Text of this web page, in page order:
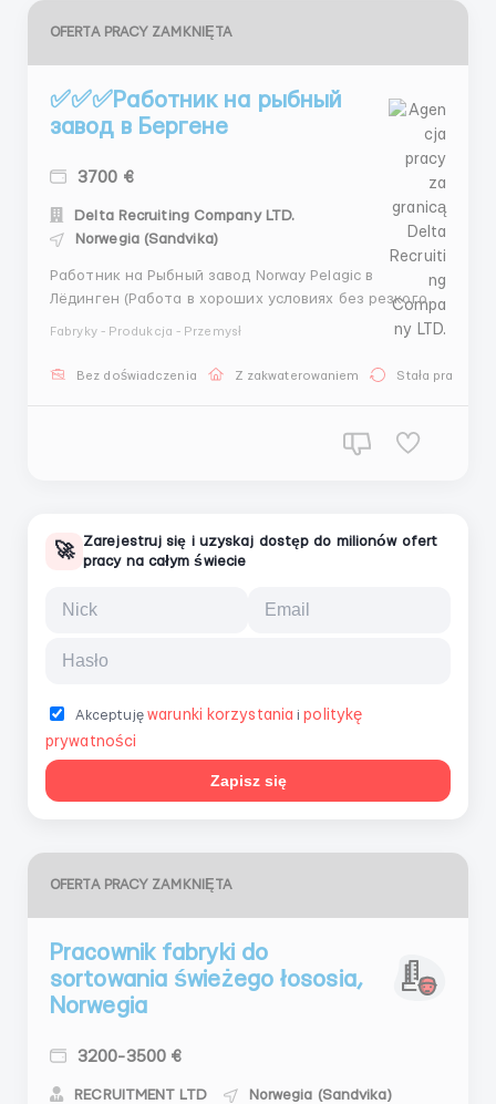
OFERTA PRACY ZAMKNIĘTA
✅✅✅Работник на рыбный
завод в Бергене
3700 €
Delta Recruiting Company LTD.
Norwegia (Sandvika)
Работник на Рыбный завод Norway Pelagic в
Лёдинген (Работа в хороших условиях без резкого
часов ) Часы минимум . 176- 296 ( Работы много )
Fabryky - Produkcja - Przemysł
Bez doświadczenia Z zakwaterowaniem Stała praca
🚀
Zarejestruj się i uzyskaj dostęp do milionów ofert
pracy na całym świecie
Akceptujęwarunki korzystania ipolitykę
prywatności
Zapisz się
OFERTA PRACY ZAMKNIĘTA
Pracownik fabryki do
sortowania świeżego łososia,
Norwegia
3200-3500 €
RECRUITMENT LTD Norwegia (Sandvika)